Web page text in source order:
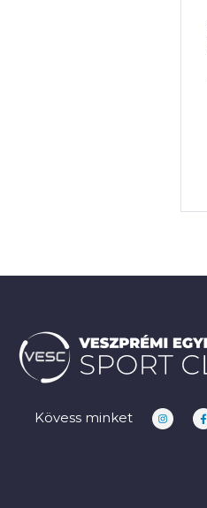
Kövess minket